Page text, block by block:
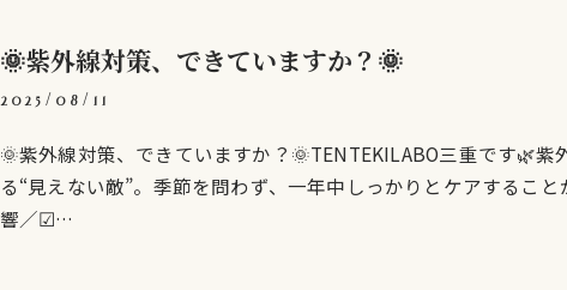
🌞紫外線対策、できていますか？🌞
2025/08/11
🌞紫外線対策、できていますか？🌞TENTEKILABO三重です🌿
る“見えない敵”。季節を問わず、一年中しっかりとケアするこ
響／☑…